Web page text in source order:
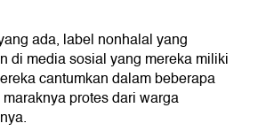
ada, label nonhalal yang
di media sosial yang mereka miliki
cantumkan dalam beberapa
protes dari warga